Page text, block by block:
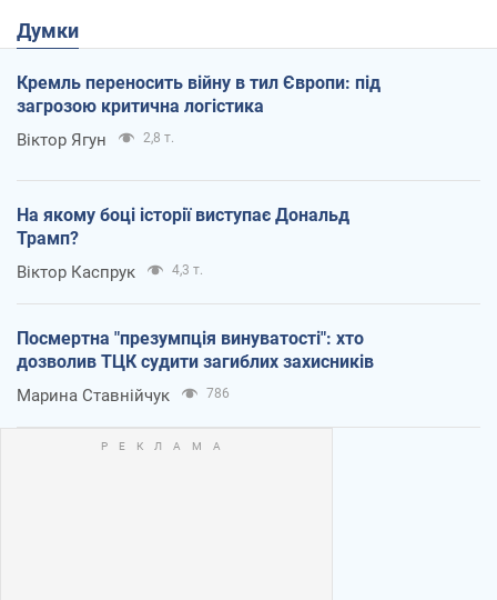
Думки
Кремль переносить війну в тил Європи: під
загрозою критична логістика
Віктор Ягун 2,8 т.
На якому боці історії виступає Дональд
Трамп?
Віктор Каспрук 4,3 т.
Посмертна "презумпція винуватості": хто
дозволив ТЦК судити загиблих захисників
Марина Ставнійчук 786